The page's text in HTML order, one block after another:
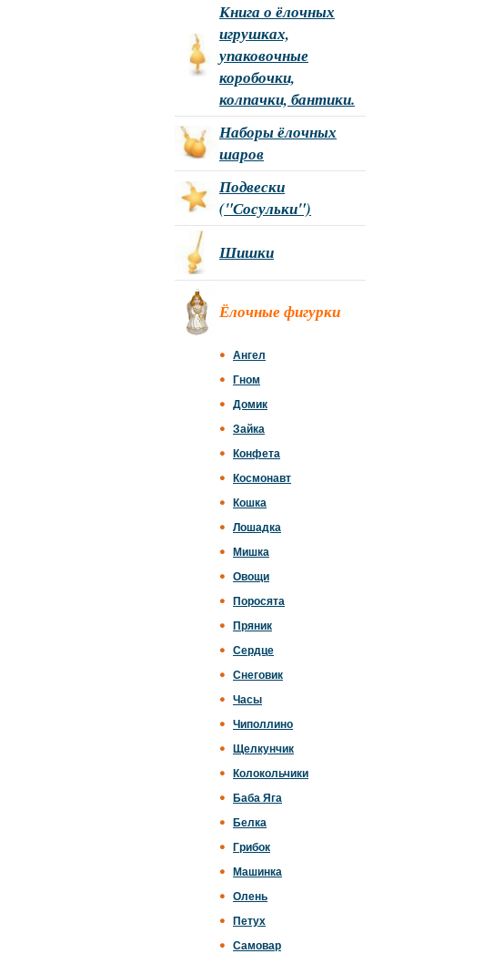
Книга о ёлочных
игрушках,
упаковочные
коробочки,
колпачки, бантики.
Наборы ёлочных
шаров
Подвески
("Сосульки")
Шишки
Ёлочные фигурки
Ангел
Гном
Домик
Зайка
Конфета
Космонавт
Кошка
Лошадка
Мишка
Овощи
Поросята
Пряник
Сердце
Снеговик
Часы
Чиполлино
Щелкунчик
Колокольчики
Баба Яга
Белка
Грибок
Машинка
Олень
Петух
Самовар